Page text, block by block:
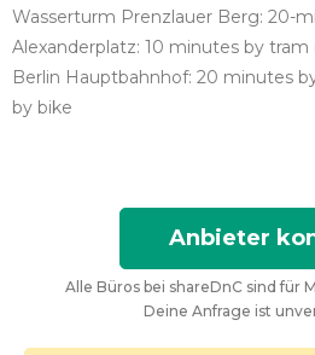
Wasserturm Prenzlauer Berg: 20-
Alexanderplatz: 10 minutes by tram
Berlin Hauptbahnhof: 20 minutes
by bike
Anbieter
Alle Büros bei shareDnC sind für
Deine Anfrage ist